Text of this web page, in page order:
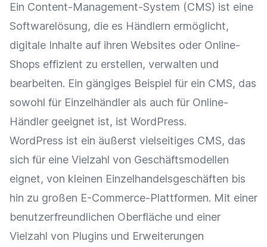
Ein Content-Management-System (CMS) ist eine
Softwarelösung, die es Händlern ermöglicht,
digitale Inhalte auf ihren Websites oder Online-
Shops effizient zu erstellen, verwalten und
bearbeiten. Ein gängiges Beispiel für ein CMS, das
sowohl für Einzelhändler als auch für Online-
Händler geeignet ist, ist WordPress.
WordPress ist ein äußerst vielseitiges CMS, das
sich für eine Vielzahl von Geschäftsmodellen
eignet, von kleinen Einzelhandelsgeschäften bis
hin zu großen E-Commerce-Plattformen. Mit einer
benutzerfreundlichen Oberfläche und einer
Vielzahl von Plugins und Erweiterungen